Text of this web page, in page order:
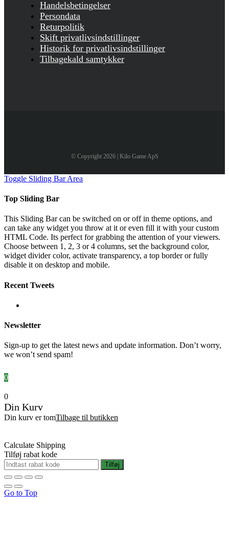
Handelsbetingelser
Persondata
Returpolitik
Skift privatlivsindstillinger
Historik for privatlivsindstillinger
Tilbagekald samtykker
© Copyright 2026 | Kilo Game ApS
Toggle Sliding Bar Area
Top Sliding Bar
This Sliding Bar can be switched on or off in theme options, and
can take any widget you throw at it or even fill it with your custom
HTML Code. Its perfect for grabbing the attention of your viewers.
Choose between 1, 2, 3 or 4 columns, set the background color,
widget divider color, activate transparency, a top border or fully
disable it on desktop and mobile.
Recent Tweets
Newsletter
Sign-up to get the latest news and update information. Don’t worry,
we won’t send spam!
0
0
Din Kurv
Din kurv er tomTilbage til butikken
Calculate Shipping
Tilføj rabat kode
Tilføj
Go to Top